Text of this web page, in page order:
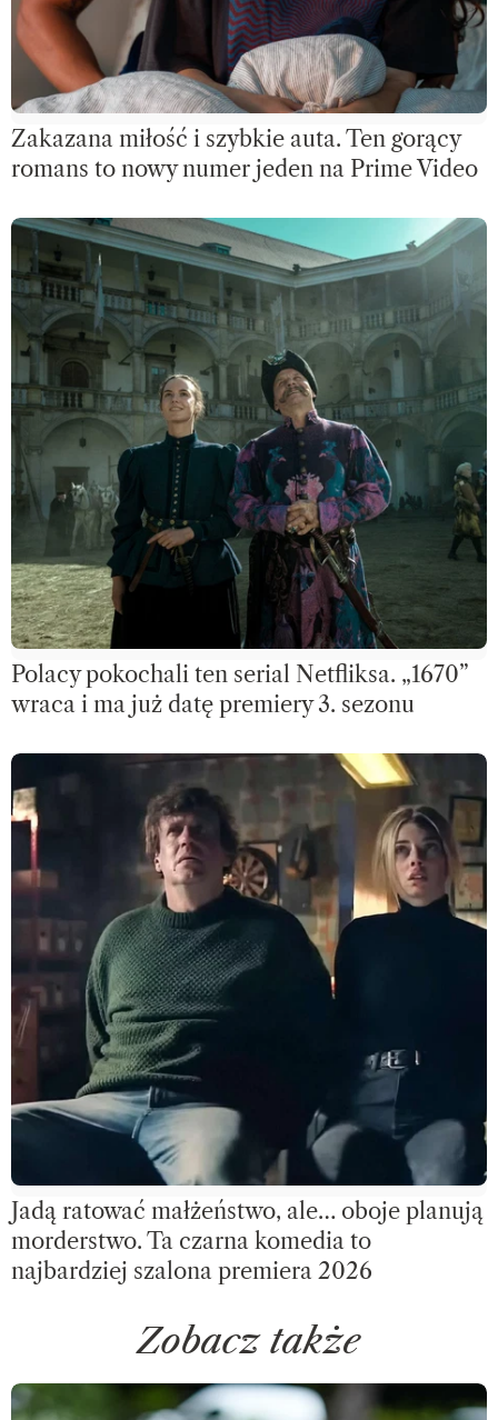
Zakazana miłość i szybkie auta. Ten gorący
romans to nowy numer jeden na Prime Video
Polacy pokochali ten serial Netfliksa. „1670”
wraca i ma już datę premiery 3. sezonu
Jadą ratować małżeństwo, ale… oboje planują
morderstwo. Ta czarna komedia to
najbardziej szalona premiera 2026
Zobacz także